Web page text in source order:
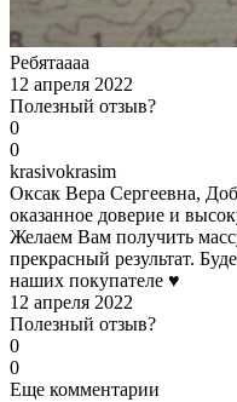
Ребятаааа
12 апреля 2022
Полезный отзыв?
0
0
krasivokrasim
Оксак Вера Сергеевна,
оказанное доверие и
Желаем Вам получить
прекрасный результат.
наших покупателе ♥
12 апреля 2022
Полезный отзыв?
0
0
Еще комментарии